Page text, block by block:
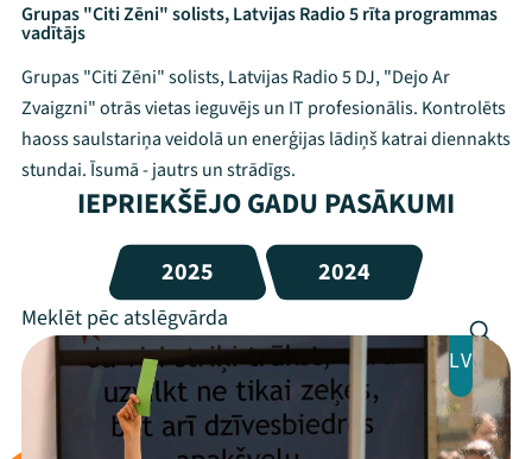
Grupas "Citi Zēni" solists, Latvijas Radio 5 rīta programmas
vadītājs
Grupas "Citi Zēni" solists, Latvijas Radio 5 DJ, "Dejo Ar
Zvaigzni" otrās vietas ieguvējs un IT profesionālis. Kontrolēts
haoss saulstariņa veidolā un enerģijas lādiņš katrai diennakts
stundai. Īsumā - jautrs un strādīgs.
IEPRIEKŠĒJO GADU PASĀKUMI
2025 2024
LV